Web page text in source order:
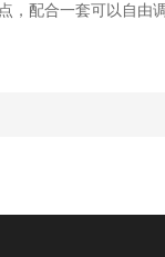
合一套可以自由